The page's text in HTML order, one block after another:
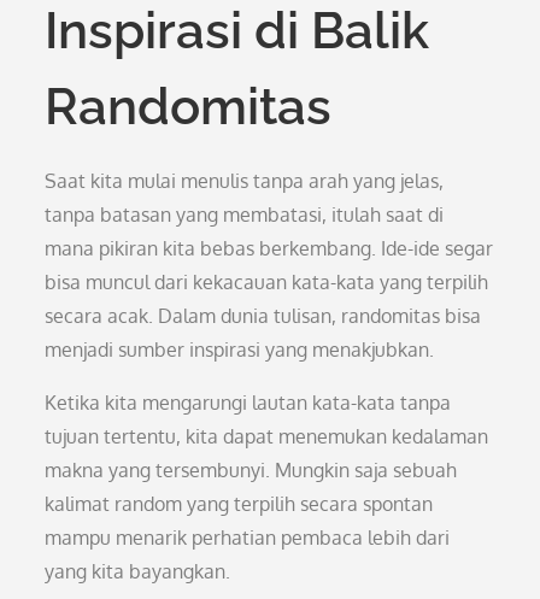
Inspirasi di Balik
Randomitas
Saat kita mulai menulis tanpa arah yang jelas,
tanpa batasan yang membatasi, itulah saat di
mana pikiran kita bebas berkembang. Ide-ide segar
bisa muncul dari kekacauan kata-kata yang terpilih
secara acak. Dalam dunia tulisan, randomitas bisa
menjadi sumber inspirasi yang menakjubkan.
Ketika kita mengarungi lautan kata-kata tanpa
tujuan tertentu, kita dapat menemukan kedalaman
makna yang tersembunyi. Mungkin saja sebuah
kalimat random yang terpilih secara spontan
mampu menarik perhatian pembaca lebih dari
yang kita bayangkan.